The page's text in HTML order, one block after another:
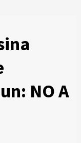
NO A